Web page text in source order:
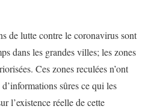
de lutte contre le coronavirus sont
dans les grandes villes; les zones
Ces zones reculées n’ont
sûres ce qui les
l’existence réelle de cette